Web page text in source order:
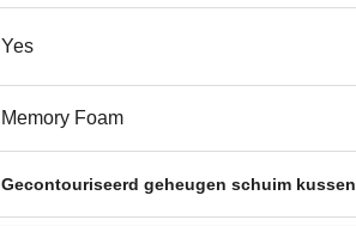
Yes
Memory Foam
Gecontouriseerd geheugen schuim kussen